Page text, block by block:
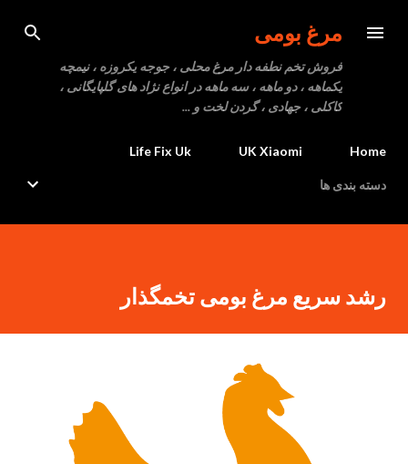
مرغ بومی
فروش تخم نطفه دار مرغ محلی ، جوجه یکروزه ، نیمچه
یکماهه ، دو ماهه ، سه ماهه در انواع نژاد های گلپایگانی ،
کاکلی ، جهادی ، گردن لخت و ...
Home
UK Xiaomi
Life Fix Uk
دسته بندی ها
رشد سریع مرغ بومی تخمگذار